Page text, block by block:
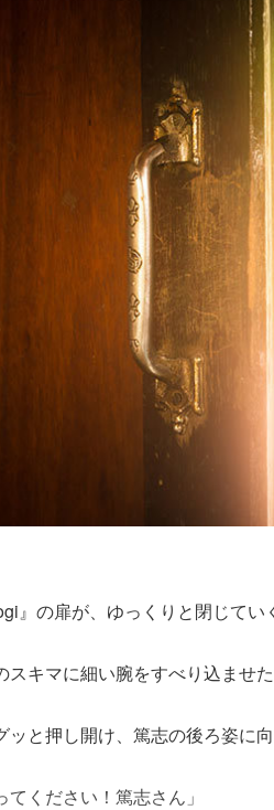
』の扉が、ゆっくりと閉じてい
スキマに細い腕をすべり込ませた
ッと押し開け、篤志の後ろ姿に
てください！篤志さん」